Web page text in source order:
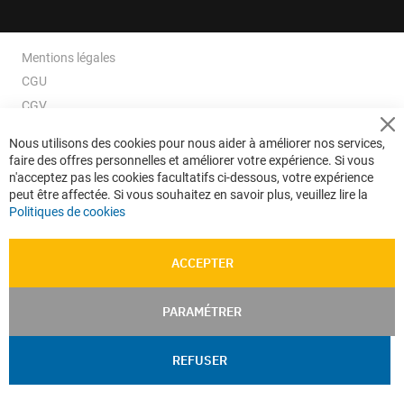
Mentions légales
CGU
CGV
Données personnelles
Confidentialité
Plan du site
Nous utilisons des cookies pour nous aider à améliorer nos services,
faire des offres personnelles et améliorer votre expérience. Si vous
n'acceptez pas les cookies facultatifs ci-dessous, votre expérience
peut être affectée. Si vous souhaitez en savoir plus, veuillez lire la
Politiques de cookies
ACCEPTER
PARAMÉTRER
REFUSER